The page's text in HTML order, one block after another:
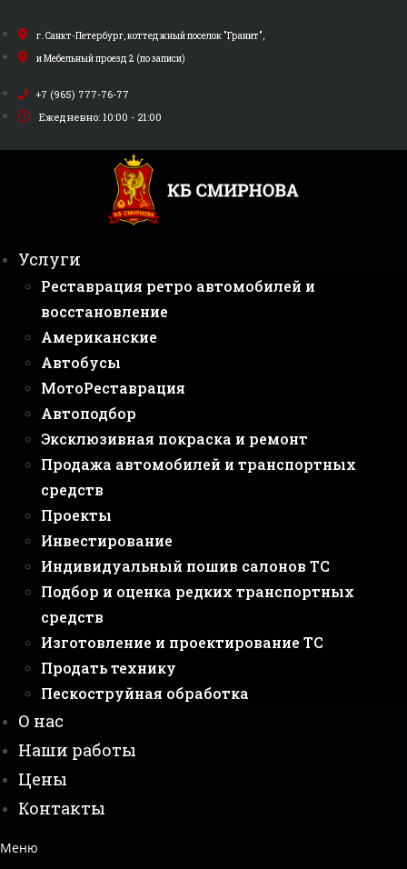
к
содержимому
г. Санкт-Петербург, коттеджный поселок "Гранит",
и Мебельный проезд 2 (по записи)
+7 (965) 777-76-77
Ежедневно: 10:00 - 21:00
Услуги
Реставрация ретро автомобилей и
восстановление
Американские
Автобусы
МотоРеставрация
Автоподбор
Эксклюзивная покраска и ремонт
Продажа автомобилей и транспортных
средств
Проекты
Инвестирование
Индивидуальный пошив салонов ТС
Подбор и оценка редких транспортных
средств
Изготовление и проектирование ТС
Продать технику
Пескоструйная обработка
О нас
Наши работы
Цены
Контакты
Меню